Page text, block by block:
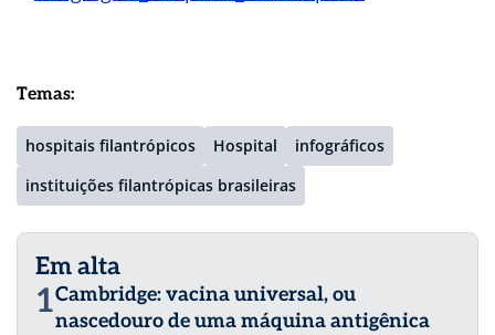
Temas:
hospitais filantrópicos Hospital
infográficos
instituições filantrópicas brasileiras
Em alta
1Cambridge: vacina universal, ou
nascedouro de uma máquina antigênica